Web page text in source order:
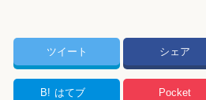
ツイート シェア
B! はてブ Pocket